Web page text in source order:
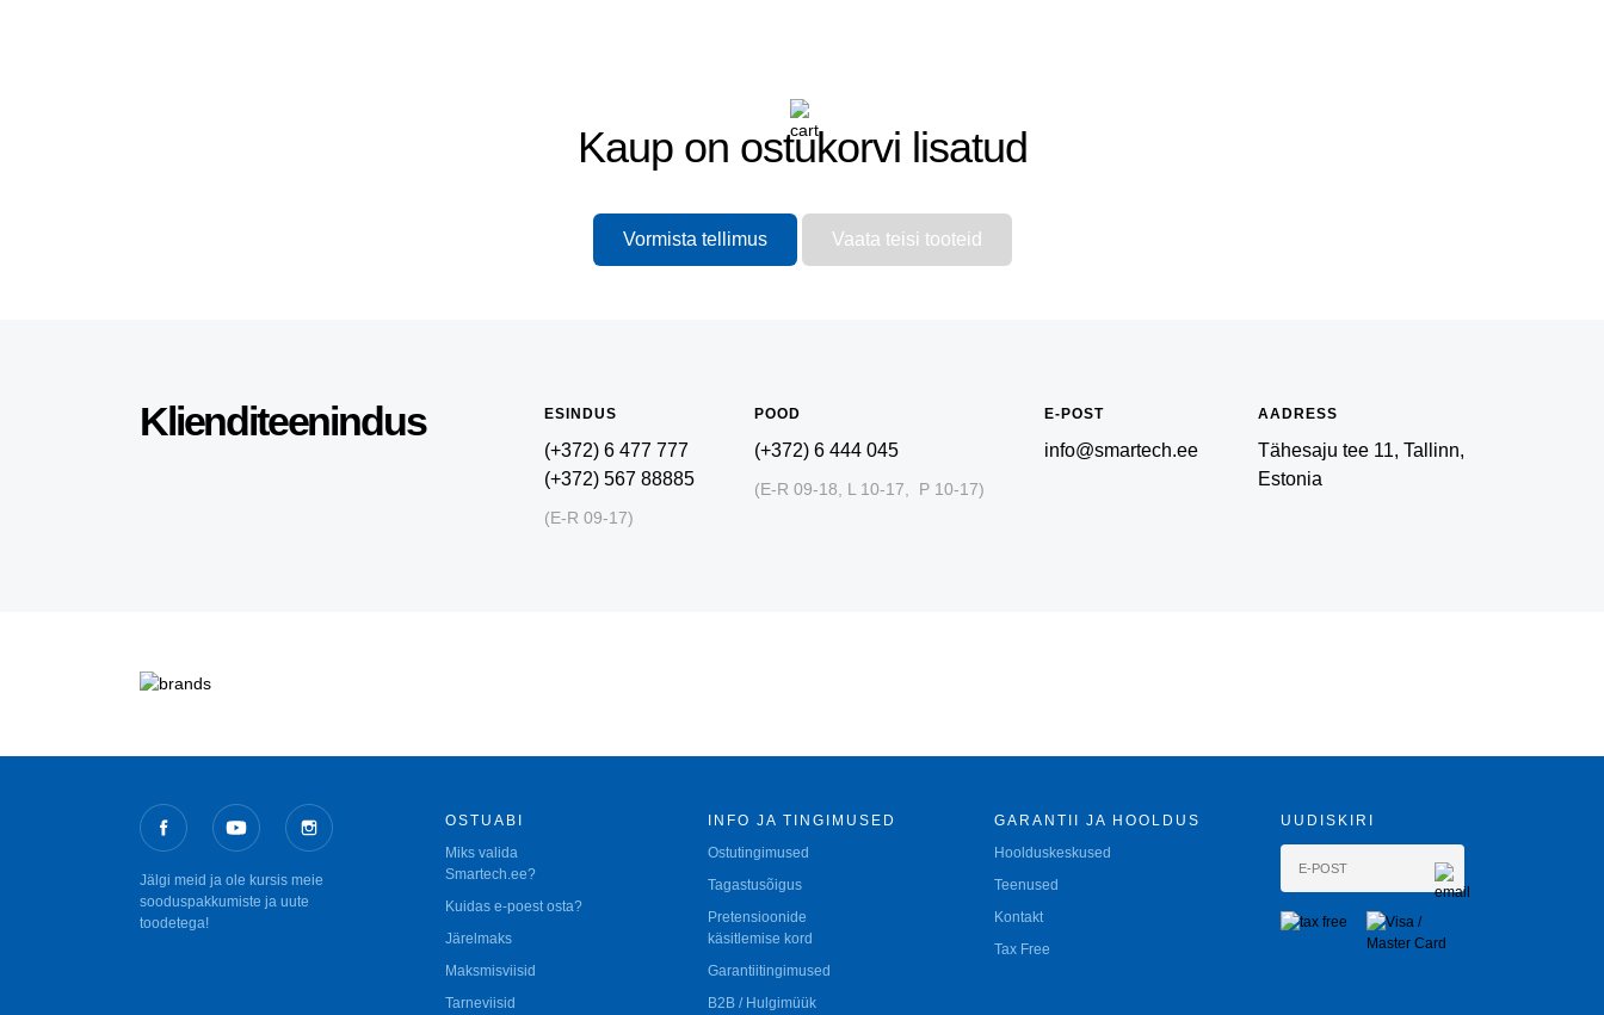
Kaup on ostukorvi lisatud
Vormista tellimus Vaata teisi tooteid
Klienditeenindus AADRESS
Tähesaju tee 11, Tallinn,
Estonia
E-POST
info@smartech.ee
POOD
(+372) 6 444 045
(E-R 09-18, L 10-17, P 10-17)
ESINDUS
(+372) 6 477 777
(+372) 567 88885
(E-R 09-17)
Jälgi meid ja ole kursis meie
sooduspakkumiste ja uute
toodetega!
OSTUABI
Miks valida
Smartech.ee?
Kuidas e-poest osta?
Järelmaks
Maksmisviisid
Tarneviisid
INFO JA TINGIMUSED
Ostutingimused
Tagastusõigus
Pretensioonide
käsitlemise kord
Garantiitingimused
B2B / Hulgimüük
GARANTII JA HOOLDUS
Hoolduskeskused
Teenused
Kontakt
Tax Free
UUDISKIRI